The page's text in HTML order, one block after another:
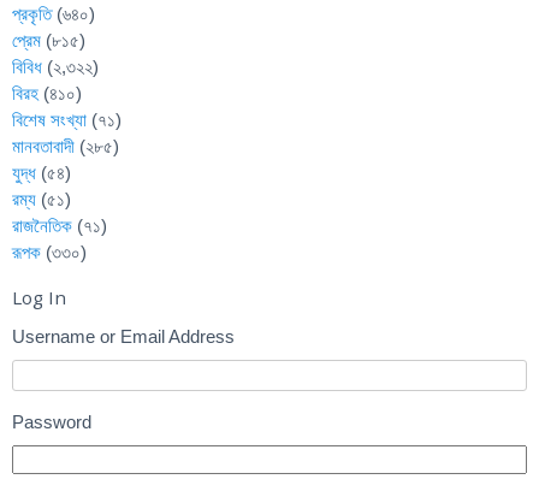
প্রকৃতি(৬৪০)
প্রেম (৮১৫)
বিবিধ (২,৩২২)
বিরহ (৪১০)
বিশেষ সংখ্যা (৭১)
মানবতাবাদী (২৮৫)
যুদ্ধ (৫৪)
রম্য (৫১)
রাজনৈতিক (৭১)
রূপক (৩৩০)
Log In
Username or Email Address
Password